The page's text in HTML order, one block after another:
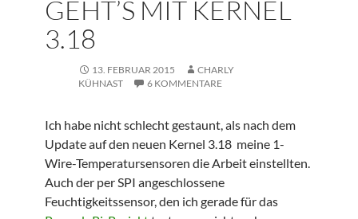
GEHT’S MIT KERNEL
3.18
13. FEBRUAR 2015
CHARLY
KÜHNAST
6 KOMMENTARE
Ich habe nicht schlecht gestaunt, als nach dem
Update auf den neuen Kernel 3.18 meine 1-
Wire-Temperatursensoren die Arbeit einstellten.
Auch der per SPI angeschlossene
Feuchtigkeitssensor, den ich gerade für das